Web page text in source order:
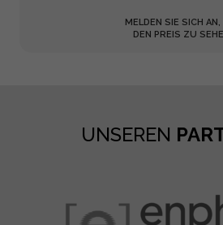
MELDEN SIE SICH AN,
DEN PREIS ZU
UNSEREN